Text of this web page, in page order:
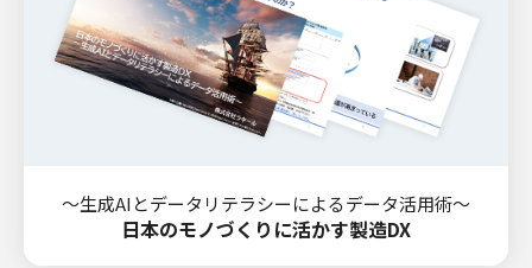
～生成AIとデータリテラシーによるデータ活用術～
日本のモノづくりに活かす製造DX